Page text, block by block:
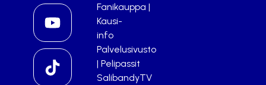
Fanikauppa |
Kausi-
info
Palvelusivusto
| Pelipassit
SalibandyTV